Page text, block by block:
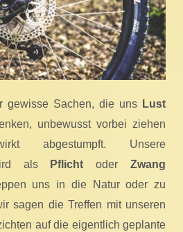
gewisse Sachen, die uns Lust
unbewusst vorbei ziehen
abgestumpft. Unsere
als
Pflicht oderZwang
uns in die Natur oder zu
sagen die Treffen mit unseren
auf die eigentlich geplante